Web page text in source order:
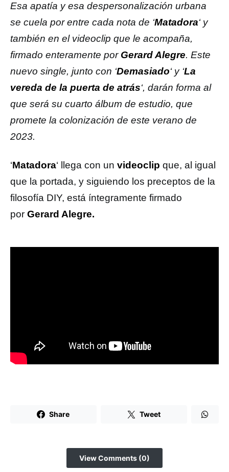
Esa apatía y esa despersonalización urbana
se cuela por entre cada nota de ‘Matadora‘ y
también en el videoclip que le acompaña,
firmado enteramente por Gerard Alegre. Este
nuevo single, junto con ‘Demasiado‘ y ‘La
vereda de la puerta de atrás‘, darán forma al
que será su cuarto álbum de estudio, que
promete la colonización de este verano de
2023.
‘Matadora‘ llega con un videoclip que, al igual
que la portada, y siguiendo los preceptos de la
filosofía DIY, está íntegramente firmado
por Gerard Alegre.
Share Tweet
View Comments (0)